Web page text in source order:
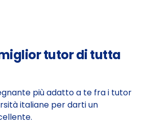
tutor di tutta
più adatto a te fra i tutor
italiane per darti un